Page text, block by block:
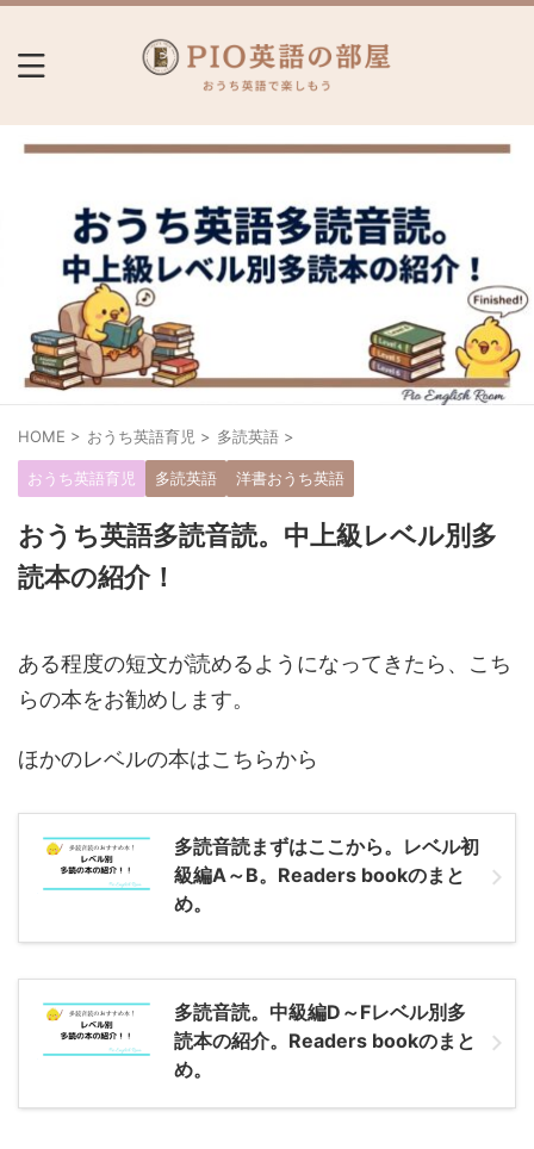
HOME > おうち英語育児 > 多読英語 >
おうち英語育児 多読英語 洋書おうち英語
おうち英語多読音読。中上級レベル別多
読本の紹介！
ある程度の短文が読めるようになってきたら、こち
らの本をお勧めします。
ほかのレベルの本はこちらから
多読音読まずはここから。レベル初
級編A～B。Readers bookのまと
め。
多読音読。中級編D～Fレベル別多
読本の紹介。Readers bookのまと
め。